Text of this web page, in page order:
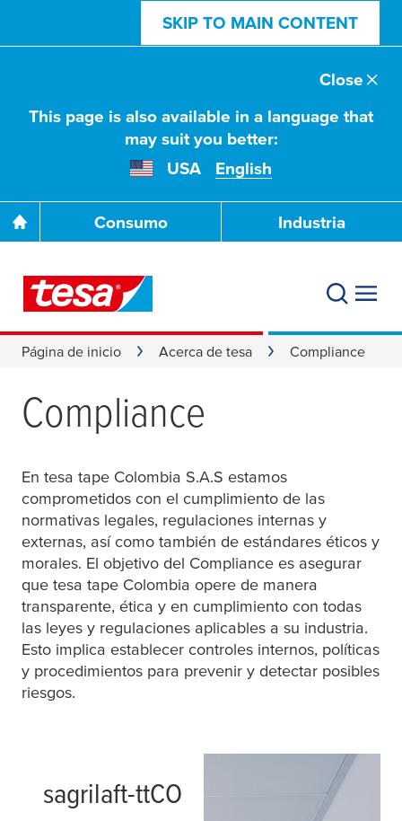
SKIP TO MAIN CONTENT
This page is also available in a language that
may suit you better:
USA
English
Close
Consumo Industria
Página de inicio Acerca de tesa Compliance
Compliance
En tesa tape Colombia S.A.S estamos
comprometidos con el cumplimiento de las
normativas legales, regulaciones internas y
externas, así como también de estándares éticos y
morales. El objetivo del Compliance es asegurar
que tesa tape Colombia opere de manera
transparente, ética y en cumplimiento con todas
las leyes y regulaciones aplicables a su industria.
Esto implica establecer controles internos, políticas
y procedimientos para prevenir y detectar posibles
riesgos.
sagrilaft-ttCO